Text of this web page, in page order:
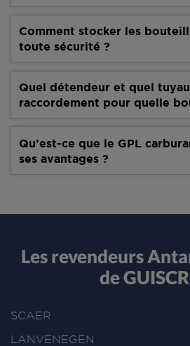
Comment stocker les
toute sécurité ?
Quel détendeur et quel
raccordement pour quelle
Qu’est-ce que le GPL
ses avantages ?
Les revendeurs
de
SCAER
LANVENEGEN